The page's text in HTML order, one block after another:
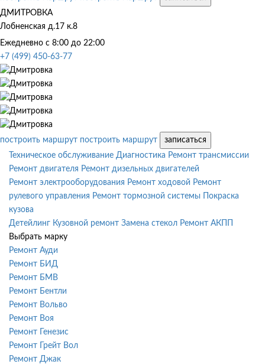
ДМИТРОВКА
Лобненская д.17 к.8
Ежедневно с 8:00 до 22:00
+7 (499) 450-63-77
построить маршрут построить маршрут
записаться
Техническое обслуживание Диагностика Ремонт трансмиссии
Ремонт двигателя Ремонт дизельных двигателей
Ремонт электрооборудования Ремонт ходовой Ремонт
рулевого управления Ремонт тормозной системы
Покраска
кузова
Детейлинг Кузовной ремонт Замена стекол Ремонт АКПП
Выбрать марку
Ремонт Ауди
Ремонт БИД
Ремонт БМВ
Ремонт Бентли
Ремонт Вольво
Ремонт Воя
Ремонт Генезис
Ремонт Грейт Вол
Ремонт Джак